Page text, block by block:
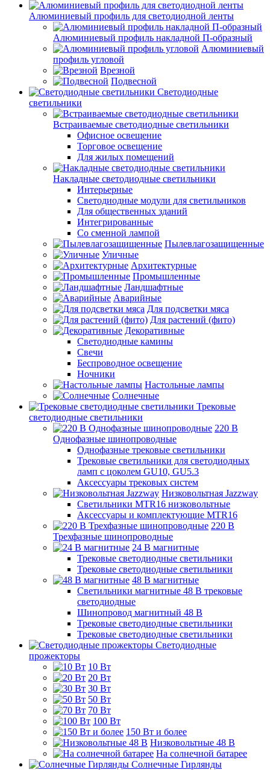
Алюминиевый профиль для светодиодной ленты
Алюминиевый профиль накладной П-образный
Алюминиевый
профиль угловой
Врезной
Подвесной
Светодиодные
светильники
Встраиваемые светодиодные светильники
Офисное освещение
Торговое освещение
Для жилых помещений
Накладные светодиодные светильники
Интерьерные
Светодиодные модули для светильников
Для общественных зданий
Интегрированные
Со сменной лампой
Пылевлагозащищенные
Уличные
Архитектурные
Промышленные
Ландшафтные
Аварийные
Для подсветки мяса
Для растений (фито)
Декоративные
Светодиодные камины
Свечи
Беспроводное освещение
Ночники
Настольные лампы
Солнечные
Трековые
светодиодные светильники
220 B
Однофазные шинопроводные
Однофазные трековые светильники
Трековые светильники для светодиодных
ламп с цоколем GU10, GU5.3
Аксессуары трековых систем
Низковольтная Jazzway
Светильники MTR16 низковольтные
Аксессуары и комплектующие MTR16
220 B
Трехфазные шинопроводные
24 B магнитные
Трековые светодиодные светильники
Трековые светодиодные светильники
48 B магнитные
Светильники магнитные 48 В трековые
светодиодные
Шинопровод магнитный 48 В
Трековые светодиодные светильники
Трековые светодиодные светильники
Светодиодные
прожекторы
10 Вт
20 Вт
30 Вт
50 Вт
70 Вт
100 Вт
150 Вт и более
Низковольтные 48 В
На солнечной батарее
Солнечные Гирлянды